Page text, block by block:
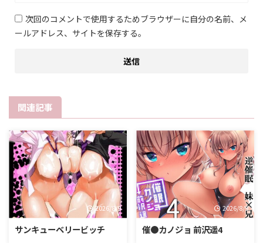
次回のコメントで使用するためブラウザーに自分の名前、メ
ールアドレス、サイトを保存する。
関連記事
2026/8/9
サンキューベリービッチ
2026/8/9
催●カノジョ 前沢遥4